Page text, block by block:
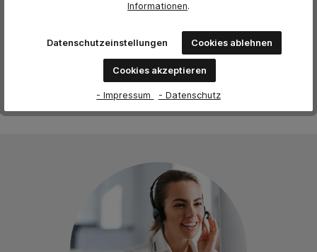
Keine Bewertungen gefunden. Teilen Sie Ihre Erfahrungen
Informationen.
Datenschutzeinstellungen Cookies ablehnen
Cookies akzeptieren
- Impressum - Datenschutz